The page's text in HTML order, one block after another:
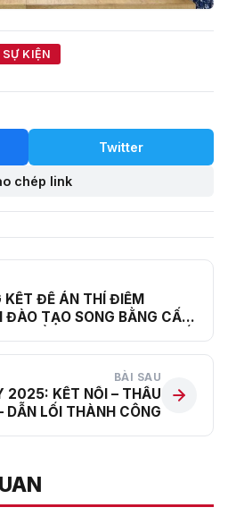
KIỆN
Twitter
chép link
KẾT ĐỀ ÁN THÍ ĐIỂM
ĐÀO TẠO SONG BẰNG CẤP
CỦA CHÍNH PHỦ
BÀI SAU
2025: KẾT NỐI – THẤU
DẪN LỐI THÀNH CÔNG